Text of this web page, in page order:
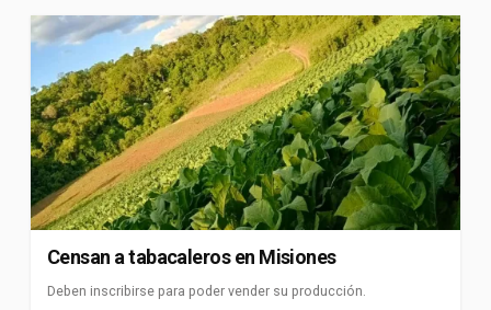
Censan a tabacaleros en Misiones
Deben inscribirse para poder vender su producción.